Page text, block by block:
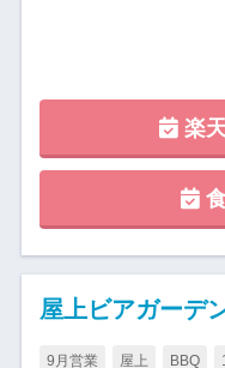
楽
屋上ビアガーデ
9月営業 屋上 BBQ